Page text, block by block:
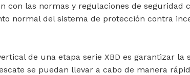
con las normas y regulaciones de
normal del sistema de protección contra
de una etapa serie XBD es garantizar
se puedan llevar a cabo de manera